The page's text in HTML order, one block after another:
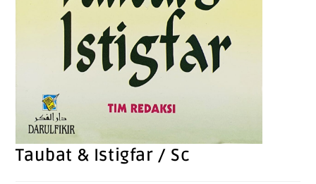
Taubat & Istigfar / Sc